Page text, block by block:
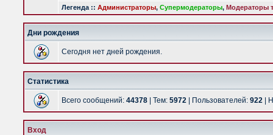
Легенда :: Администраторы, Супермодераторы, Модераторы
Дни рождения
Сегодня нет дней рождения.
Статистика
Всего сообщений: 44378 | Тем: 5972 | Пользователей: 922 |
Вход